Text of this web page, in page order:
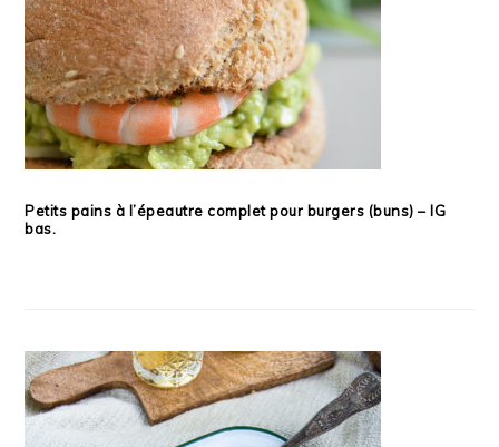
Petits pains à l’épeautre complet pour burgers (buns) – IG
bas.